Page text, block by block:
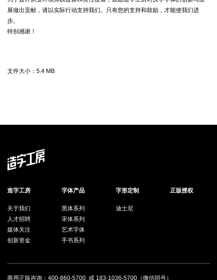
展做出贡献，请以实际行动支持我们。只有您的支持和鼓励，才能使我们进
步。
特别感谢！
文件大小： 5.4 MB
造字工房
关于我们
人才招聘
媒体关注
创新资金
字体产品
黑体系列
宋体系列
艺术字体
手书系列
字形定制
迪士尼
正版授权
商用正版咨询： 400-860-5700 或 183-1036-5700 （微信同号）